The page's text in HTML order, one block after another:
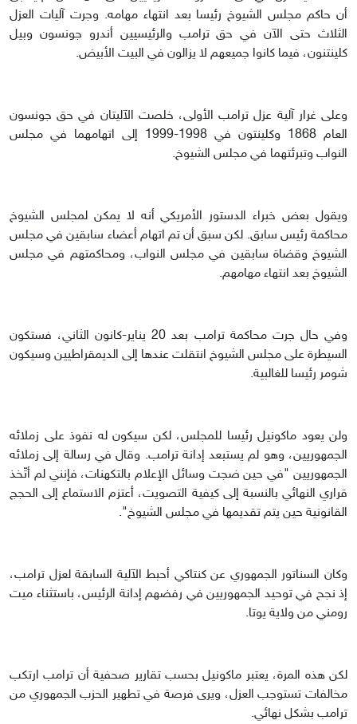
أن حاكم مجلس الشيوخ رئيسا بعد انتهاء مهامه. وجرت آليات العزل
الثلاث حتى الآن في حق ترامب والرئيسيين أندرو جونسون وبيل
كلينتنون، فيما كانوا جميعهم لا يزالون في البيت الأبيض.
وعلى غرار آلية عزل ترامب الأولى، خلصت الآليتان في حق جونسون
العام 1868 وكلينتون في 1998-1999 إلى اتهامهما في مجلس
النواب وتبرئتهما في مجلس الشيوخ.
ويقول بعض خبراء الدستور الأمريكي أنه لا يمكن لمجلس الشيوخ
محاكمة رئيس سابق. لكن سبق أن تم اتهام أعضاء سابقين في مجلس
الشيوخ وقضاة سابقين في مجلس النواب، ومحاكمتهم في مجلس
الشيوخ بعد انتهاء مهامهم.
وفي حال جرت محاكمة ترامب بعد 20 يناير-كانون الثاني، فستكون
السيطرة على مجلس الشيوخ انتقلت عندها إلى الديمقراطيين وسيكون
شومر رئيسا للغالبية.
ولن يعود ماكونيل رئيسا للمجلس، لكن سيكون له نفوذ على زملائه
الجمهوريين، وهو لم يستبعد إدانة ترامب. وقال في رسالة إلى زملائه
الجمهوريين "في حين ضجت وسائل الإعلام بالتكهنات، فإنني لم أتّخذ
قراري النهائي بالنسبة إلى كيفية التصويت، أعتزم الاستماع إلى الحجج
القانونية حين يتم تقديمها في مجلس الشيوخ".
وكان السناتور الجمهوري عن كنتاكي أحبط الآلية السابقة لعزل ترامب،
إذ نجح في توحيد الجمهوريين في رفضهم إدانة الرئيس، باستثناء ميت
رومني من ولاية يوتا.
لكن هذه المرة، يعتبر ماكونيل بحسب تقارير صحفية أن ترامب ارتكب
مخالفات تستوجب العزل، ويرى فرصة في تطهير الحزب الجمهوري من
ترامب بشكل نهائي.